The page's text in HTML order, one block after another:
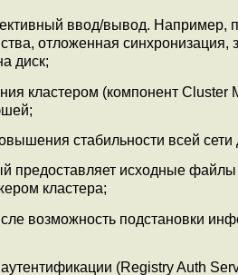
ввод/вывод. Например,
отложенная
диск;
кластером (компонент
стабильности всей
предоставляет исходные файлы
кластера;
возможность подстановки
(Registry Auth